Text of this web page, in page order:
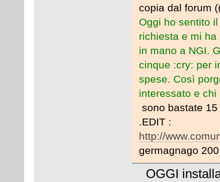
copia dal forum
Oggi ho sentito
richiesta e mi
in mano a NGI.
cinque :cry: per
spese. Così
interessato e
sono bastate
.EDIT :
http://
germagnago
OGGI